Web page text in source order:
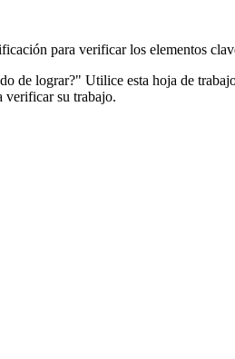
para verificar los elementos
de lograr?" Utilice esta hoja de
verificar su trabajo.
Worksheet.